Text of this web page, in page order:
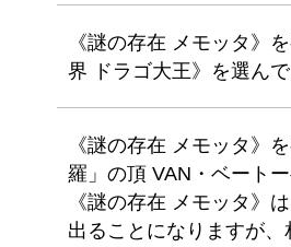
《謎の存在 メモッタ》
界 ドラゴ大王》を選ん
《謎の存在 メモッタ》
羅」の頂 VAN・ベート
《謎の存在 メモッタ》
出ることになりますが